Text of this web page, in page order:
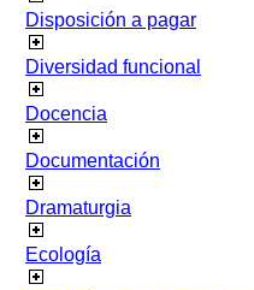
Disposición a pagar
Diversidad funcional
Docencia
Documentación
Dramaturgia
Ecología